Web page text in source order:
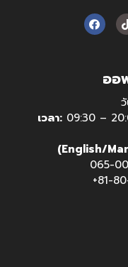
ออ
เวลา: 09:30 –
(English/
065-
+81-